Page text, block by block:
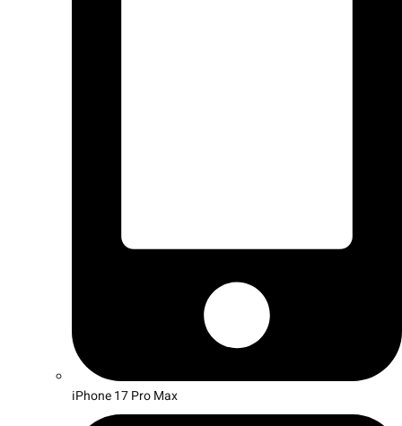
iPhone 17 Pro Max